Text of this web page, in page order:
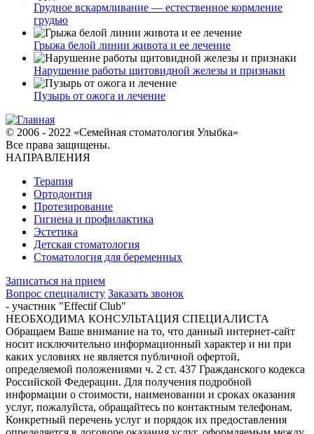
Грудное вскармливание — естественное кормление
грудью
Грыжа белой линии живота и ее лечение
Нарушение работы щитовидной железы и признаки
Пузырь от ожога и лечение
© 2006 - 2022 «Семейная стоматология Улыбка»
Все права защищены.
НАПРАВЛЕНИЯ
Терапия
Ортодонтия
Протезирование
Гигиена и профилактика
Эстетика
Детская стоматология
Стоматология для беременных
Записаться на прием
Вопрос специалисту Заказать звонок
- участник "Effectif Club"
НЕОБХОДИМА КОНСУЛЬТАЦИЯ СПЕЦИАЛИСТА
Обращаем Ваше внимание на то, что данный интернет-сайт
носит исключительно информационный характер и ни при
каких условиях не является публичной офертой,
определяемой положениями ч. 2 ст. 437 Гражданского кодекса
Российской Федерации. Для получения подробной
информации о стоимости, наименовании и сроках оказания
услуг, пожалуйста, обращайтесь по контактным телефонам.
Конкретный перечень услуг и порядок их предоставления